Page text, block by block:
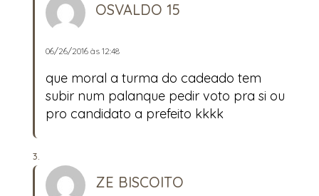
OSVALDO 15
06/26/2016 às 12:48
que moral a turma do cadeado tem
subir num palanque pedir voto pra si ou
pro candidato a prefeito kkkk
ZE BISCOITO